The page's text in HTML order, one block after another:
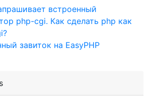
встроенный
php-cgi. Как сделать php как
завиток на EasyPHP